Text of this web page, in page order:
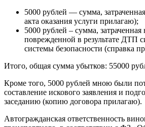
5000 рублей — сумма,
акта оказания услуги прилагаю);
5000 рублей – сумма, затраченная
поврежденной в результате ДТП
системы безопасности (справка
Итого, общая сумма убытков: 55000
Кроме того, 5000 рублей мною были
составление искового заявления и
заседанию (копию договора прилагаю).
Автогражданская ответственность